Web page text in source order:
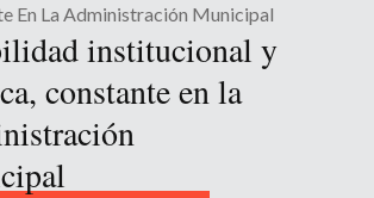
En La Administración Municipal
institucional y
constante en la